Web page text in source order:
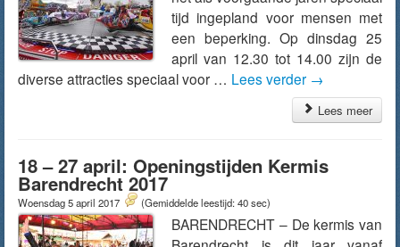
tijd ingepland voor mensen met
een beperking. Op dinsdag 25
april van 12.30 tot 14.00 zijn de
diverse attracties speciaal voor … Lees verder →
Lees meer
18 – 27 april: Openingstijden Kermis
Barendrecht 2017
Woensdag 5 april 2017 (Gemiddelde leestijd: 40 sec)
BARENDRECHT – De kermis van